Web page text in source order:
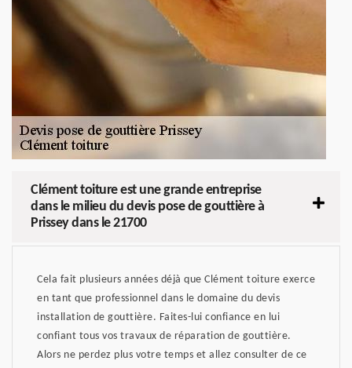
Clément toiture est une grande entreprise
dans le milieu du devis pose de gouttière à
Prissey dans le 21700
Cela fait plusieurs années déjà que Clément toiture exerce
en tant que professionnel dans le domaine du devis
installation de gouttière. Faites-lui confiance en lui
confiant tous vos travaux de réparation de gouttière.
Alors ne perdez plus votre temps et allez consulter de ce